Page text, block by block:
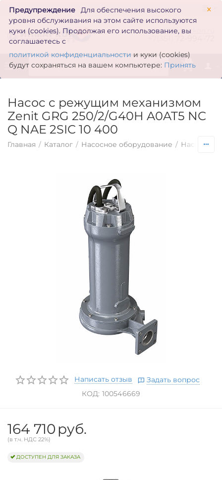
×
Предупреждение
Для обеспечения высокого
уровня обслуживания на этом сайте используются
куки (cookies). Продолжая его использование, вы
соглашаетесь с
политикой конфиденциальности и куки (cookies)
будут сохраняться на вашем компьютере: Принять
zakaz@inmarkon.ru
0
Насос с режущим механизмом
Zenit GRG 250/2/G40H A0AT5 NC
Q NAE 2SIC 10 400
Главная / Каталог / Насосное оборудование / Насосы по
Написать отзыв
Задать вопрос
КОД: 100546669
164 710 руб.
(в т.ч. НДС 22%)
ДОСТУПЕН ДЛЯ ЗАКАЗА